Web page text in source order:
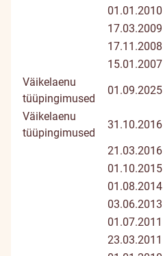
01.01.2010
17.03.2009
17.11.2008
15.01.2007
Väikelaenu
tüüpingimused
01.09.2025
Väikelaenu
tüüpingimused
31.10.2016
21.03.2016
01.10.2015
01.08.2014
03.06.2013
01.07.2011
23.03.2011